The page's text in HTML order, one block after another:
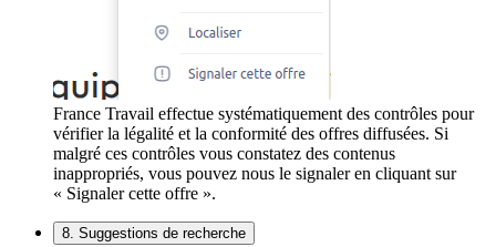
France Travail effectue systématiquement des contrôles pour
vérifier la légalité et la conformité des offres diffusées. Si
malgré ces contrôles vous constatez des contenus
inappropriés, vous pouvez nous le signaler en cliquant sur
« Signaler cette offre ».
8. Suggestions de recherche